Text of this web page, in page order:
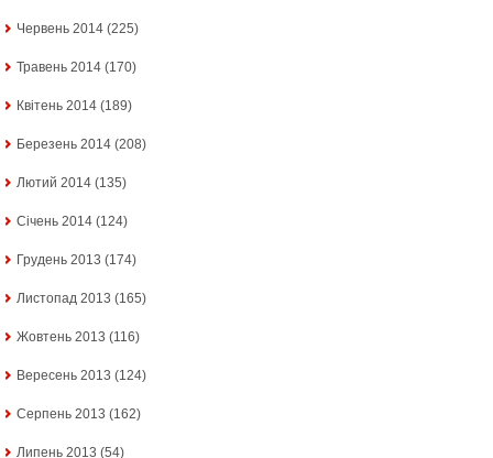
Червень 2014 (225)
Травень 2014 (170)
Квітень 2014 (189)
Березень 2014 (208)
Лютий 2014 (135)
Січень 2014 (124)
Грудень 2013 (174)
Листопад 2013 (165)
Жовтень 2013 (116)
Вересень 2013 (124)
Серпень 2013 (162)
Липень 2013 (54)